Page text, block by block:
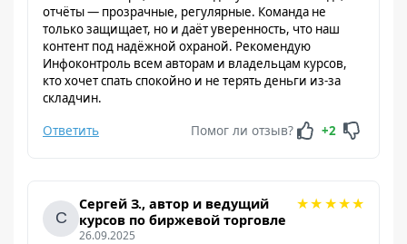
отчёты — прозрачные, регулярные. Команда не
только защищает, но и даёт уверенность, что наш
контент под надёжной охраной. Рекомендую
Инфоконтроль всем авторам и владельцам курсов,
кто хочет спать спокойно и не терять деньги из-за
складчин.
Ответить Помог ли отзыв? +2
Сергей З., автор и ведущий
курсов по биржевой торговле
26.09.2025
★★★★★